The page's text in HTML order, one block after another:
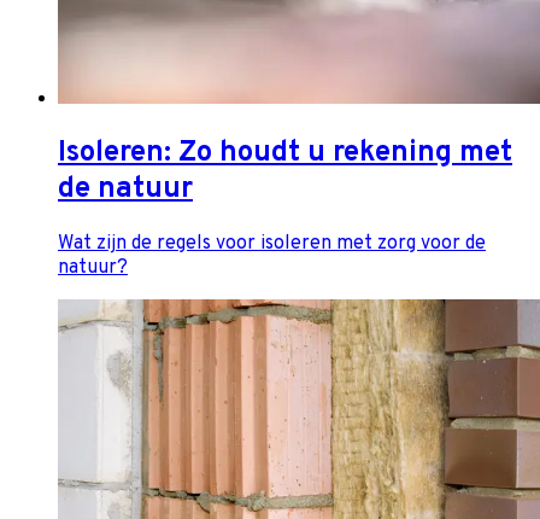
Isoleren: Zo houdt u rekening met
de natuur
Wat zijn de regels voor isoleren met zorg voor de
natuur?